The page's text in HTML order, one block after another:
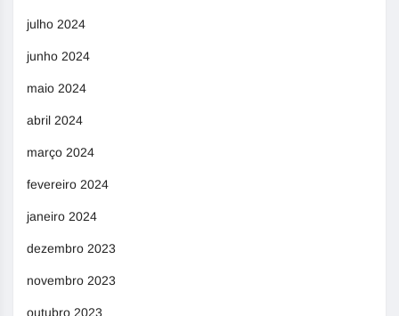
julho 2024
junho 2024
maio 2024
abril 2024
março 2024
fevereiro 2024
janeiro 2024
dezembro 2023
novembro 2023
outubro 2023